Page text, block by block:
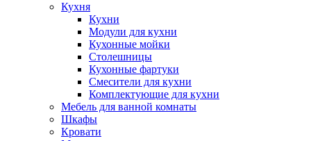
Кухня
Кухни
Модули для кухни
Кухонные мойки
Столешницы
Кухонные фартуки
Смесители для кухни
Комплектующие для кухни
Мебель для ванной комнаты
Шкафы
Кровати